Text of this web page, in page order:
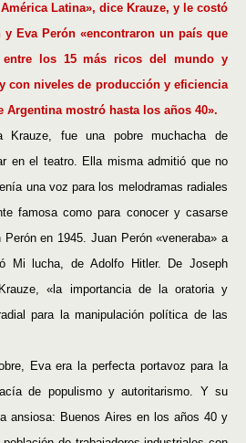
Latina», dice Krauze, y le costó
Eva Perón «encontraron un país que
entre los 15 más ricos del mundo y
con niveles de producción y eficiencia
Argentina mostró hasta los años 40».
Krauze, fue una pobre muchacha de
en el teatro. Ella misma admitió que no
una voz para los melodramas radiales
famosa como para conocer y casarse
en 1945. Juan Perón «veneraba» a
Mi lucha, de Adolfo Hitler. De Joseph
«la importancia de la oratoria y
para la manipulación política de las
Eva era la perfecta portavoz para la
de populismo y autoritarismo. Y su
ansiosa: Buenos Aires en los años 40 y